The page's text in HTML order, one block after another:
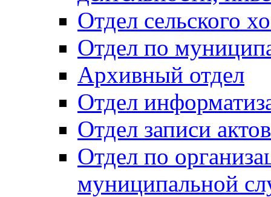
Отдел сельского
Отдел по
Архивный отдел
Отдел
Отдел записи
Отдел по
муниципальной